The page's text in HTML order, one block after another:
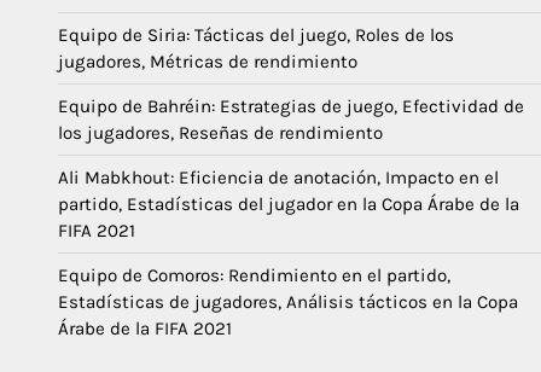
Equipo de Siria: Tácticas del juego, Roles de los
jugadores, Métricas de rendimiento
Equipo de Bahréin: Estrategias de juego, Efectividad de
los jugadores, Reseñas de rendimiento
Ali Mabkhout: Eficiencia de anotación, Impacto en el
partido, Estadísticas del jugador en la Copa Árabe de la
FIFA 2021
Equipo de Comoros: Rendimiento en el partido,
Estadísticas de jugadores, Análisis tácticos en la Copa
Árabe de la FIFA 2021